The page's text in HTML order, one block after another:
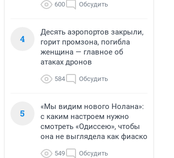
600 Обсудить
4
Десять аэропортов закрыли,
горит промзона, погибла
женщина — главное об
атаках дронов
584 Обсудить
5
«Мы видим нового Нолана»:
с каким настроем нужно
смотреть «Одиссею», чтобы
она не выглядела как фиаско
549 Обсудить